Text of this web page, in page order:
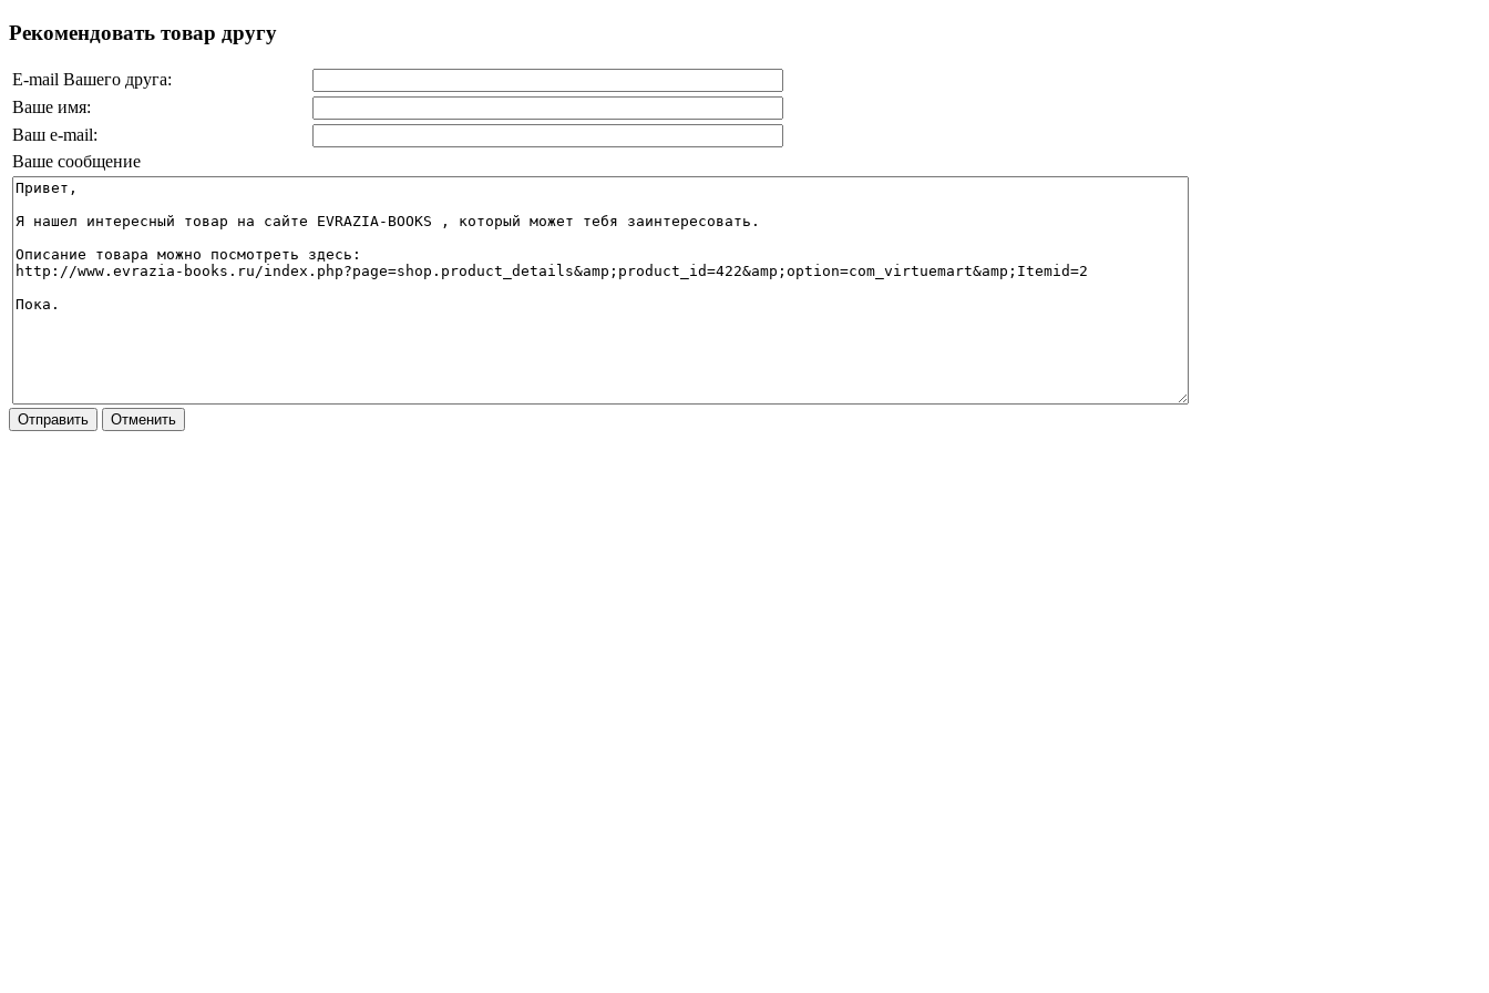
Рекомендовать товар другу
E-mail Вашего друга:
Ваше имя:
Ваш e-mail:
Ваше сообщение